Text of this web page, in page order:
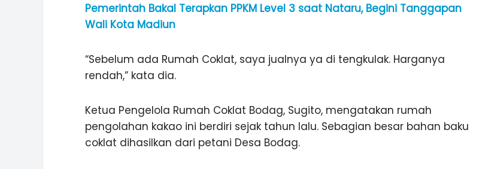
Pemerintah Bakal Terapkan PPKM Level 3 saat Nataru, Begini Tanggapan
Wali Kota Madiun
“Sebelum ada Rumah Coklat, saya jualnya ya di tengkulak. Harganya
rendah,” kata dia.
Ketua Pengelola Rumah Coklat Bodag, Sugito, mengatakan rumah
pengolahan kakao ini berdiri sejak tahun lalu. Sebagian besar bahan baku
coklat dihasilkan dari petani Desa Bodag.